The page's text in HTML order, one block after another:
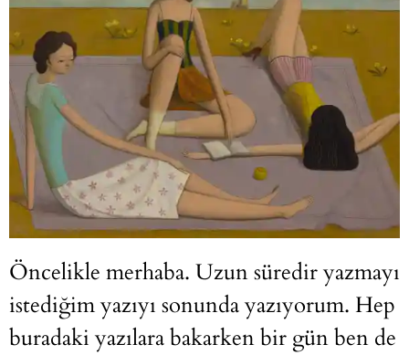
Öncelikle merhaba. Uzun süredir yazmayı
istediğim yazıyı sonunda yazıyorum. Hep
buradaki yazılara bakarken bir gün ben de